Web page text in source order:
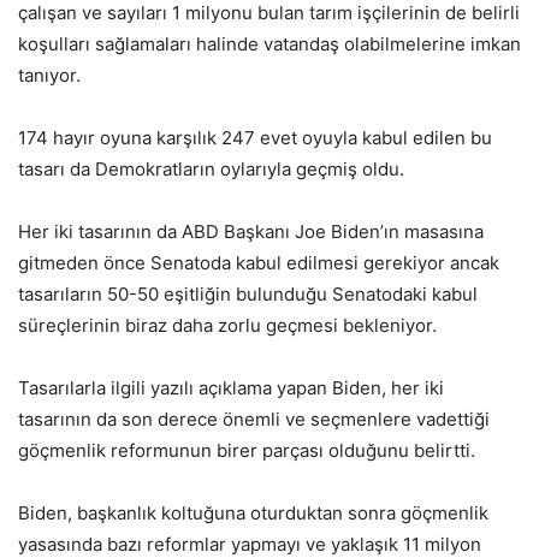
çalışan ve sayıları 1 milyonu bulan tarım işçilerinin de belirli
koşulları sağlamaları halinde vatandaş olabilmelerine imkan
tanıyor.
174 hayır oyuna karşılık 247 evet oyuyla kabul edilen bu
tasarı da Demokratların oylarıyla geçmiş oldu.
Her iki tasarının da ABD Başkanı Joe Biden’ın masasına
gitmeden önce Senatoda kabul edilmesi gerekiyor ancak
tasarıların 50-50 eşitliğin bulunduğu Senatodaki kabul
süreçlerinin biraz daha zorlu geçmesi bekleniyor.
Tasarılarla ilgili yazılı açıklama yapan Biden, her iki
tasarının da son derece önemli ve seçmenlere vadettiği
göçmenlik reformunun birer parçası olduğunu belirtti.
Biden, başkanlık koltuğuna oturduktan sonra göçmenlik
yasasında bazı reformlar yapmayı ve yaklaşık 11 milyon